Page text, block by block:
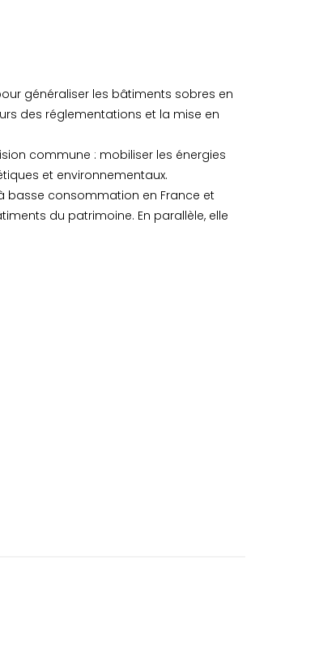
généraliser les bâtiments sobres en
des réglementations et la mise en
commune : mobiliser les énergies
et environnementaux.
basse consommation en France et
du patrimoine. En parallèle, elle